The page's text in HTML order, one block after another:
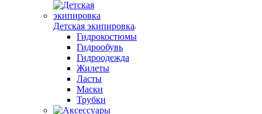
Детская экипировка
Гидрокостюмы
Гидрообувь
Гидроодежда
Жилеты
Ласты
Маски
Трубки